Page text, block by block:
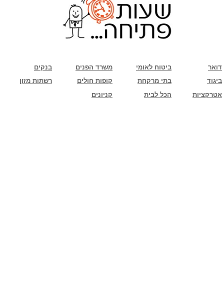
בנקים משרד הפנים ביטוח לאומי
דואר
רשתות מזון
קופות חולים בתי מרקחת
ביגוד
קניונים
הכל לבית אטרקציות